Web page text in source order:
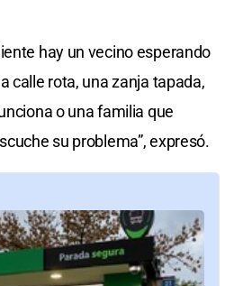
hay un vecino esperando
calle rota, una zanja tapada,
o una familia que
su problema”, expresó.